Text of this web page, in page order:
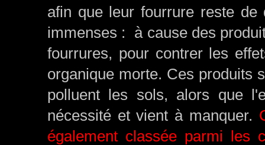
afin que leur fourrure reste de
immenses : à cause des
fourrures, pour contrer les
organique morte. Ces produits
polluent les sols, alors que
nécessité et vient à manquer.
également classée parmi les